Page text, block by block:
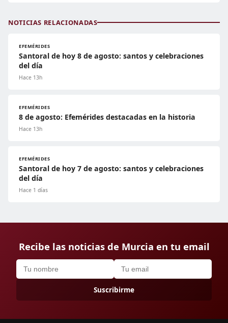
NOTICIAS RELACIONADAS
EFEMÉRIDES
Santoral de hoy 8 de agosto: santos y celebraciones
del día
Hace 13h
EFEMÉRIDES
8 de agosto: Efemérides destacadas en la historia
Hace 13h
EFEMÉRIDES
Santoral de hoy 7 de agosto: santos y celebraciones
del día
Hace 1 días
Recibe las noticias de Murcia en tu email
Suscribirme